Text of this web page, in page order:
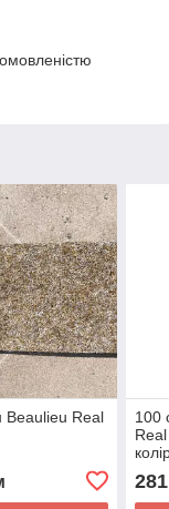
Beaulieu Real
100
281